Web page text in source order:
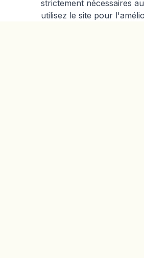
(Ozempic,
strictement nécessaires
utilisez le site pour